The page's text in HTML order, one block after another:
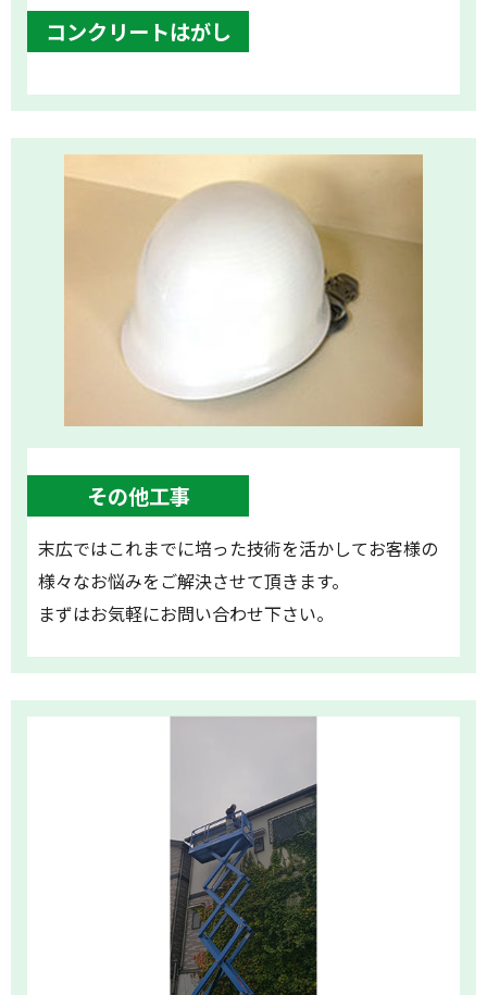
コンクリートはがし
その他工事
末広ではこれまでに培った技術を活かしてお客様の
様々なお悩みをご解決させて頂きます。
まずはお気軽にお問い合わせ下さい。